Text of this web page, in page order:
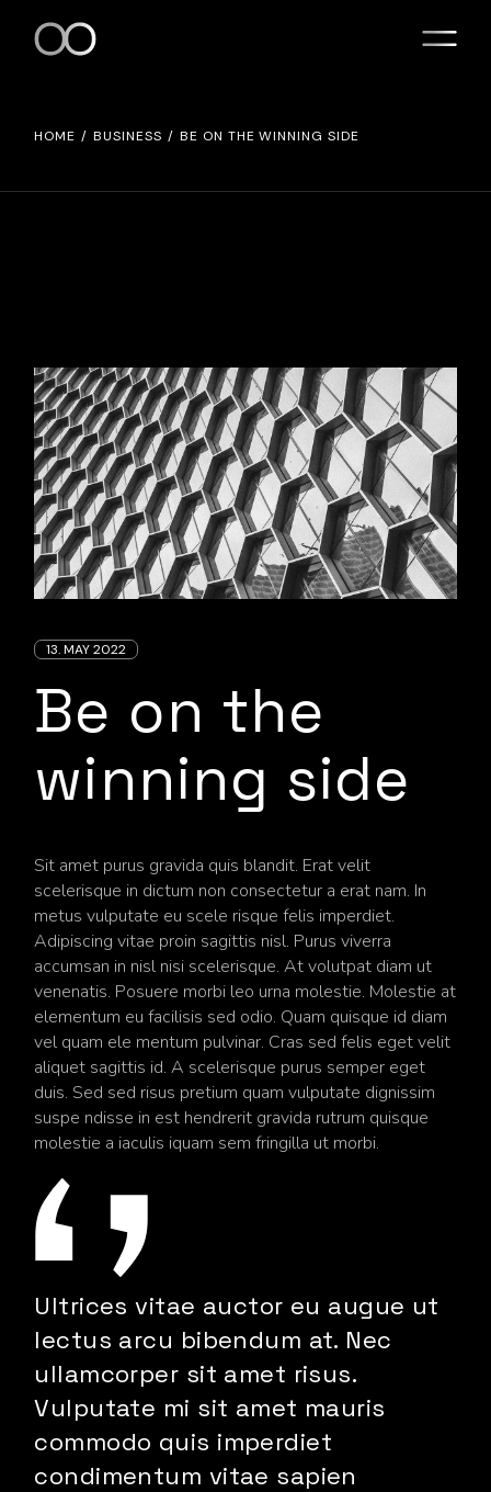
HOME BUSINESS BE ON THE WINNING SIDE
13. MAY 2022
Be on the
winning side
Sit amet purus gravida quis blandit. Erat velit
scelerisque in dictum non consectetur a erat nam. In
metus vulputate eu scele risque felis imperdiet.
Adipiscing vitae proin sagittis nisl. Purus viverra
accumsan in nisl nisi scelerisque. At volutpat diam ut
venenatis. Posuere morbi leo urna molestie. Molestie at
elementum eu facilisis sed odio. Quam quisque id diam
vel quam ele mentum pulvinar. Cras sed felis eget velit
aliquet sagittis id. A scelerisque purus semper eget
duis. Sed sed risus pretium quam vulputate dignissim
suspe ndisse in est hendrerit gravida rutrum quisque
molestie a iaculis iquam sem fringilla ut morbi.
Ultrices vitae auctor eu augue ut
lectus arcu bibendum at. Nec
ullamcorper sit amet risus.
Vulputate mi sit amet mauris
commodo quis imperdiet
condimentum vitae sapien